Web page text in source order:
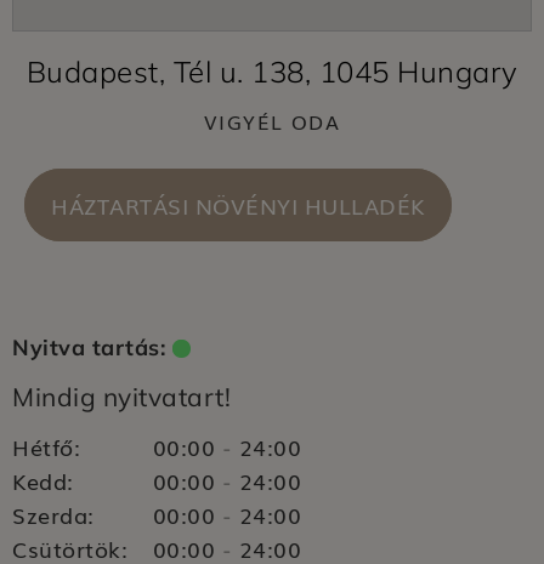
Budapest, Tél u. 138, 1045 Hungary
VIGYÉL ODA
HÁZTARTÁSI NÖVÉNYI HULLADÉK
Nyitva tartás:
Mindig nyitvatart!
Hétfő:
00:00 - 24:00
Kedd:
00:00 - 24:00
Szerda:
00:00 - 24:00
Csütörtök:
00:00 - 24:00